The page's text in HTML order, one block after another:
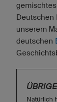
Deutschen
unserem
deutschen
Natürlich